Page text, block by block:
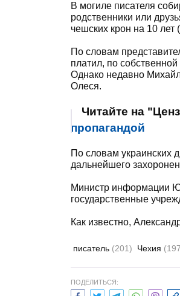
В могиле писателя
родственники или
чешских крон на 10 лет
По словам
платил, по
Однако недавно
Олеся.
Читайте на
пропагандой
По словам украинских
дальнейшего
Министр информации
государственные
Как известно,
писатель (201) Чехия
ПОДЕЛИТЬСЯ: